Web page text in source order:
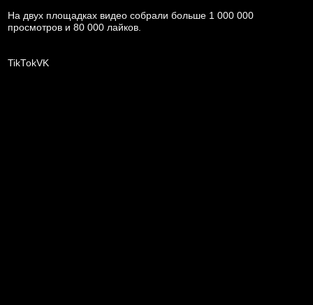
На двух площадках видео собрали больше 1 000 000
просмотров и 80 000 лайков.
TikTokVK